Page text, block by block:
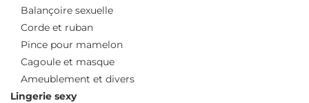
Balançoire sexuelle
Corde et ruban
Pince pour mamelon
Cagoule et masque
Ameublement et divers
Lingerie sexy